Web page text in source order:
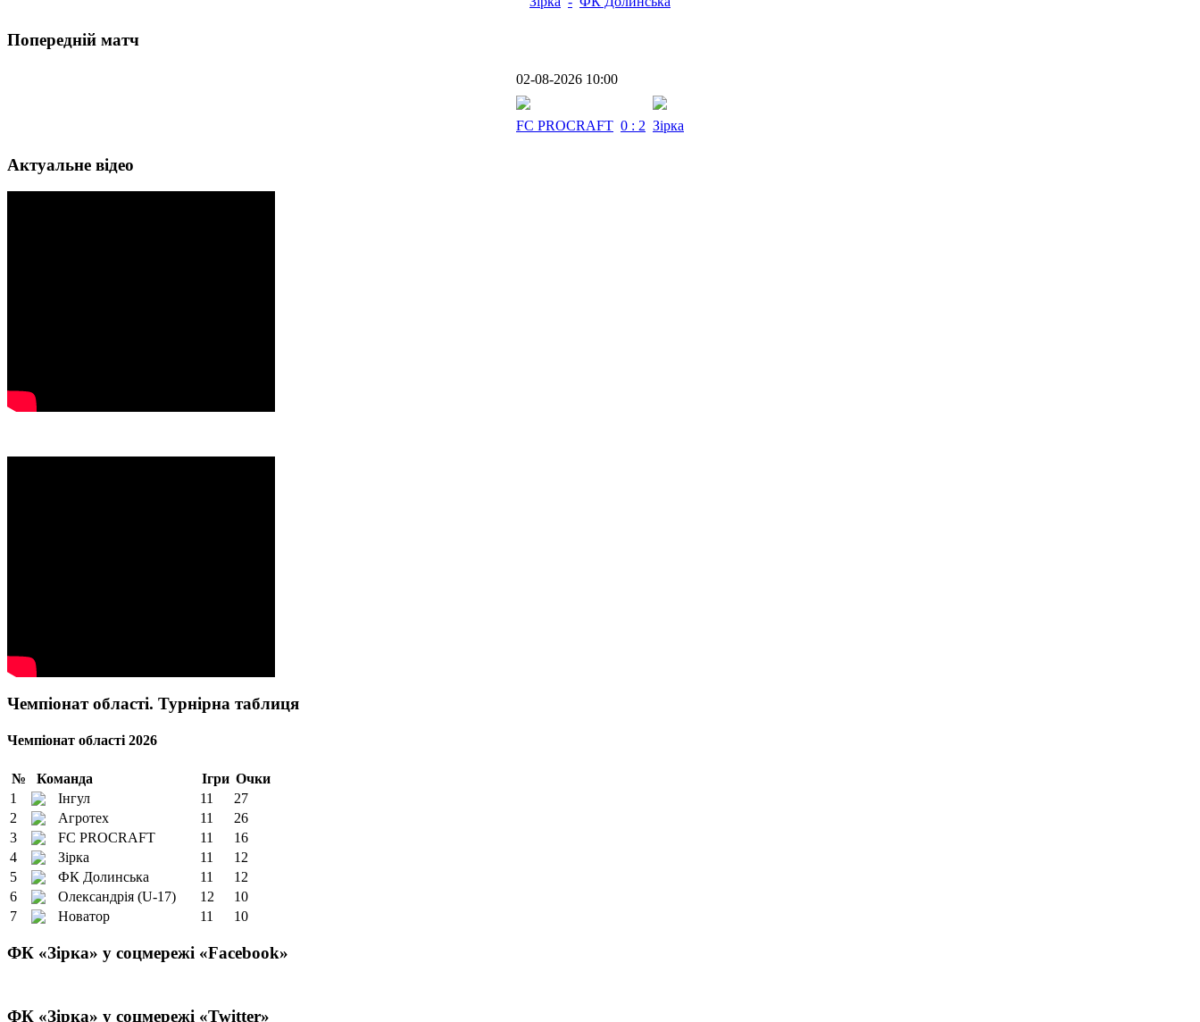
Попередній матч
02-08-2026 10:00
FC PROCRAFT 0 : 2 Зірка
Актуальне відео
Чемпіонат області. Турнірна таблиця
Чемпіонат області 2026
№ Команда Ігри Очки
1
Інгул 11
27
2
Агротех 11
26
3
FC PROCRAFT 11
16
4
Зірка 11
12
5
ФК Долинська 11
12
6
Олександрія (U-17) 12
10
7
Новатор 11 10
ФК «Зірка» у соцмережі «Facebook»
ФК «Зірка» у соцмережі «Twitter»